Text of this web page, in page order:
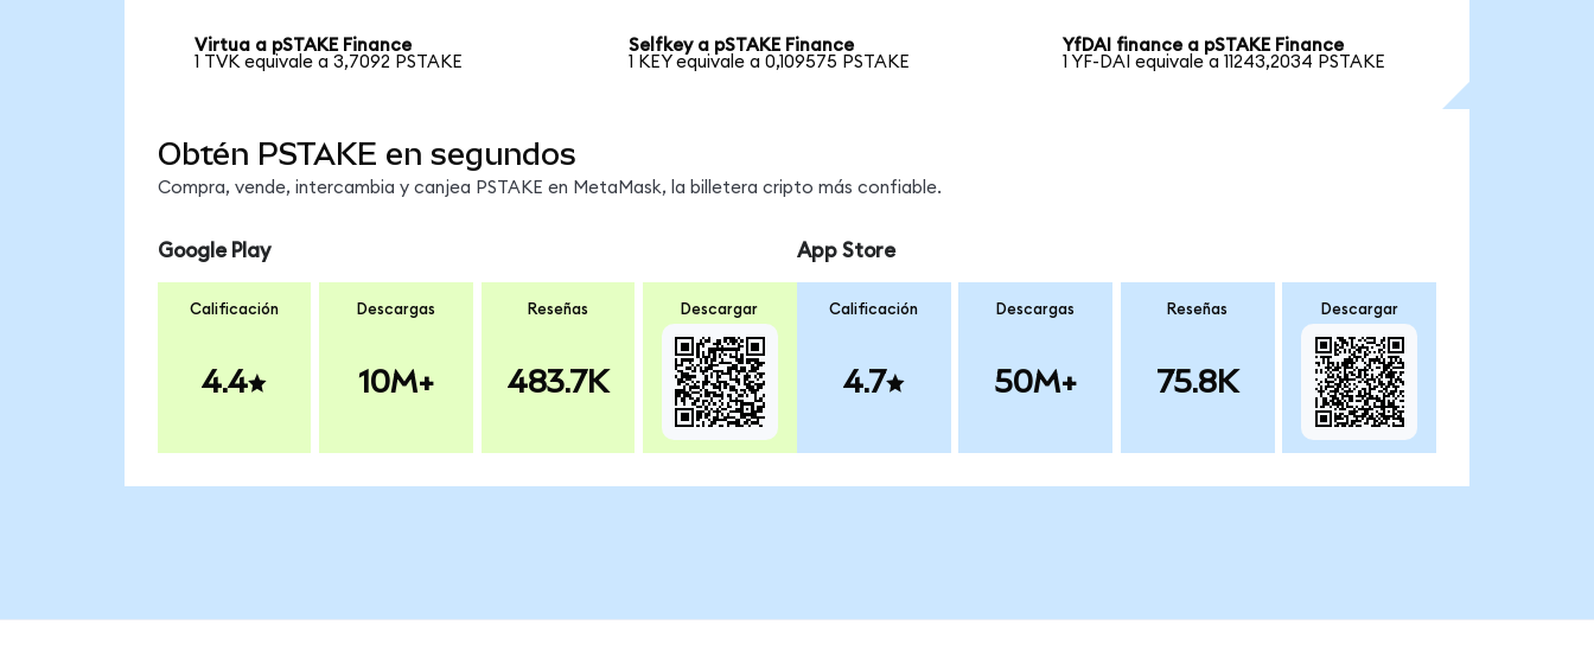
Virtua a pSTAKE Finance
1 TVK equivale a 3,7092 PSTAKE
Selfkey a pSTAKE Finance
1 KEY equivale a 0,109575 PSTAKE
YfDAI finance a pSTAKE Finance
1 YF-DAI equivale a 11243,2034 PSTAKE
Obtén PSTAKE en segundos
Compra, vende, intercambia y canjea PSTAKE en MetaMask, la billetera cripto más confiable.
Google Play
Calificación
4.4
Descargas
10M+
Reseñas
483.7K
Descargar
App Store
Calificación
4.7
Descargas
50M+
Reseñas
75.8K
Descargar